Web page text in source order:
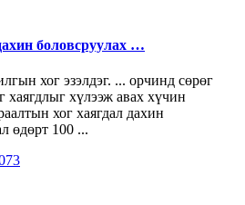
боловсруулах …
хог эзэлдэг. ... орчинд сөрөг
хаягдлыг хүлээж авах хүчин
хог хаягдал дахин
өдөрт 100 ...